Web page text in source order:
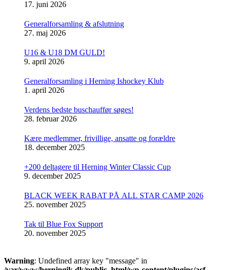
17. juni 2026
Generalforsamling & afslutning
27. maj 2026
U16 & U18 DM GULD!
9. april 2026
Generalforsamling i Herning Ishockey Klub
1. april 2026
Verdens bedste buschauffør søges!
28. februar 2026
Kære medlemmer, frivillige, ansatte og forældre
18. december 2025
+200 deltagere til Herning Winter Classic Cup
9. december 2025
BLACK WEEK RABAT PÅ ALL STAR CAMP 2026
25. november 2025
Tak til Blue Fox Support
20. november 2025
Warning: Undefined array key "message" in